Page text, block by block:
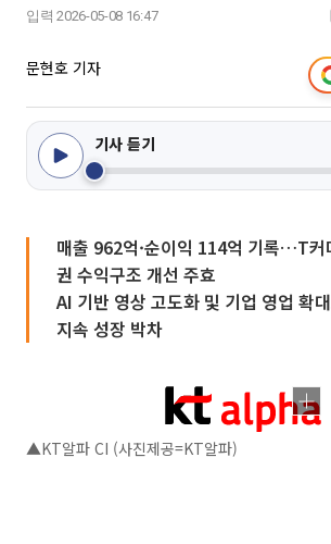
입력 2026-05-08 16:47
문현호 기자
기사 듣기
매출 962억·순이익 114억 기록…T커
권 수익구조 개선 주효
AI 기반 영상 고도화 및 기업 영업 확
지속 성장 박차
▲KT알파 CI (사진제공=KT알파)